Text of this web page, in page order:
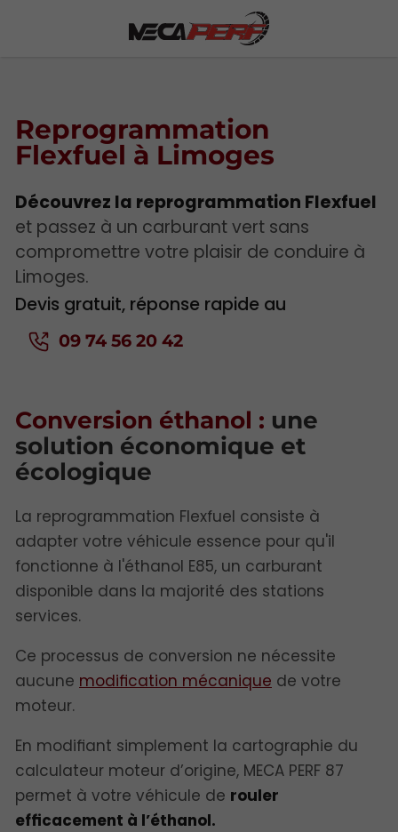
Reprogrammation
Flexfuel à Limoges
Découvrez la reprogrammation Flexfuel
et passez à un carburant vert sans
compromettre votre plaisir de conduire à
Limoges.
Devis gratuit, réponse rapide au
09 74 56 20 42
Conversion éthanol : une
solution économique et
écologique
La reprogrammation Flexfuel consiste à
adapter votre véhicule essence pour qu'il
fonctionne à l'éthanol E85, un carburant
disponible dans la majorité des stations
services.
Ce processus de conversion ne nécessite
aucune modification mécanique de votre
moteur.
En modifiant simplement la cartographie du
calculateur moteur d’origine, MECA PERF 87
permet à votre véhicule de rouler
efficacement à l’éthanol.